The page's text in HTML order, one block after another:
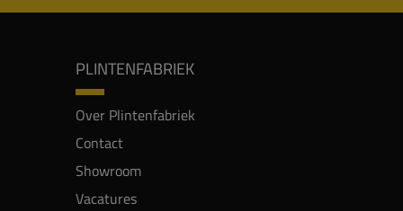
PLINTENFABRIEK
Over Plintenfabriek
Contact
Showroom
Vacatures